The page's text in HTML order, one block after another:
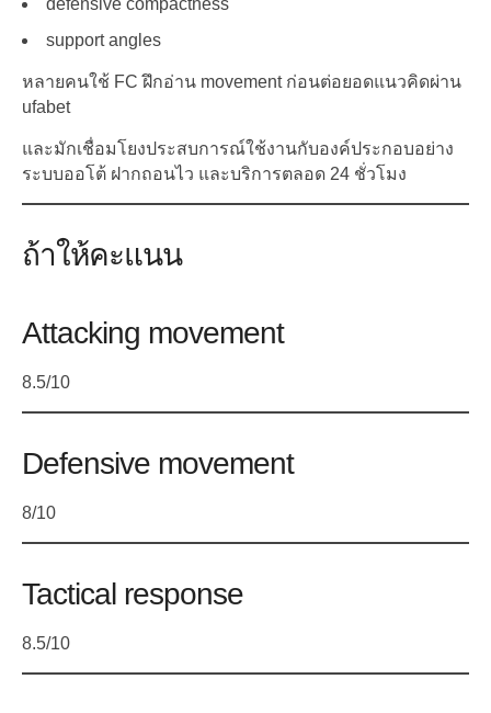
defensive compactness
support angles
หลายคนใช้ FC ฝึกอ่าน movement ก่อนต่อยอดแนวคิดผ่าน
ufabet
และมักเชื่อมโยงประสบการณ์ใช้งานกับองค์ประกอบอย่าง
ระบบออโต้ ฝากถอนไว และบริการตลอด 24 ชั่วโมง
ถ้าให้คะแนน
Attacking movement
8.5/10
Defensive movement
8/10
Tactical response
8.5/10